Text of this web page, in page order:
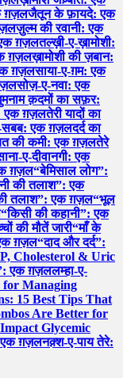
ग़ज़लजैतून के फ़ायदे: एक
ज़ुल्म की रवानी: एक
ग़ज़लतल्ख़ी-ए-ख़ामोशी:
ग़ज़लख़ामोशी की ज़बान:
ग़ज़लसाया-ए-ग़म: एक
सोज़-ए-नवा: एक
क़दमों का सफ़र:
एक ग़ज़लतेरी यादों का
सबब: एक ग़ज़लदर्द का
की कमी: एक ग़ज़लतेरे
ए-दीवानगी: एक
ग़ज़ल“बेमिसाल लोग”:
की तलाश”: एक
की तलाश”: एक ग़ज़ल“भूल
“किसी की कहानी”: एक
की मौतें जारी“माँ के
ग़ज़ल“दाद और दर्द”:
Cholesterol & Uric
एक ग़ज़ललम्हा-ए-
for Managing
15 Best Tips That
Are Better for
Glycemic
एक ग़ज़लनक़्श-ए-पाय तेरे: